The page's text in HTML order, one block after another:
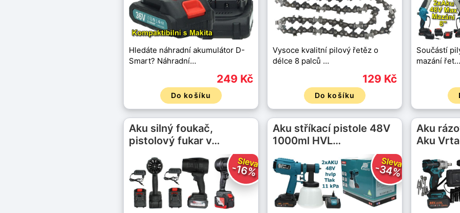
Hledáte náhradní akumulátor D-
Smart? Náhradní…
249 Kč
Do košíku
Vysoce kvalitní pilový řetěz o
délce 8 palců …
129 Kč
Do košíku
Součástí
mazání řet…
Aku silný foukač,
pistolový fukar v…
Sleva
-16%
Aku stříkací pistole 48V
1000ml HVL…
Sleva
-34%
Aku
Aku